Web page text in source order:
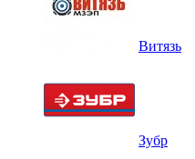
Витязь
Зубр